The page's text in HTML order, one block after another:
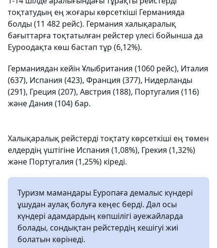
тоқтатудың ең жоғары көрсеткіші Германияда
болды (11 482 рейс). Германия халықаралық
бағыттарға тоқтатылған рейстер үлесі бойынша да
Еуроодақта көш бастап тұр (6,12%).
Германиядан кейін Ұлыбритания (1060 рейс), Италия
(637), Испания (423), Франция (377), Нидерланды
(291), Греция (207), Австрия (188), Португалия (116)
және Дания (104) бар.
Халықаралық рейстерді тоқтату көрсеткіші ең төмен
елдердің үштігіне Испания (1,08%), Грекия (1,32%)
және Португалия (1,25%) кіреді.
Туризм мамандары Еуропаға демалыс күндері
ұшудан аулақ болуға кеңес берді. Дәл осы
күндері адамдардың көпшілігі әуежайларда
болады, сондықтан рейстердің кешігуі жиі
болатын көрінеді.